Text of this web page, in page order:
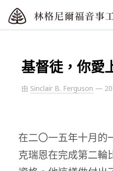
基督徒，你愛
由 Sinclair B. Ferguson —
在二〇一五年十月的
克瑞恩在完成第二輪